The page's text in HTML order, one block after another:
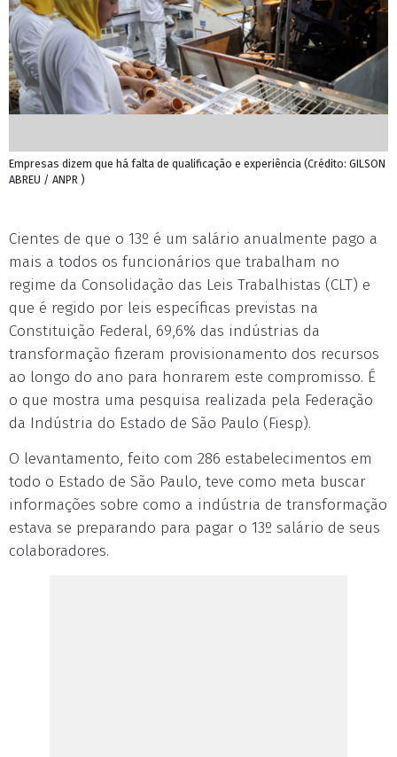
Empresas dizem que há falta de qualificação e experiência (Crédito: GILSON
ABREU / ANPR )
Cientes de que o 13º é um salário anualmente pago a
mais a todos os funcionários que trabalham no
regime da Consolidação das Leis Trabalhistas (CLT) e
que é regido por leis específicas previstas na
Constituição Federal, 69,6% das indústrias da
transformação fizeram provisionamento dos recursos
ao longo do ano para honrarem este compromisso. É
o que mostra uma pesquisa realizada pela Federação
da Indústria do Estado de São Paulo (Fiesp).
O levantamento, feito com 286 estabelecimentos em
todo o Estado de São Paulo, teve como meta buscar
informações sobre como a indústria de transformação
estava se preparando para pagar o 13º salário de seus
colaboradores.